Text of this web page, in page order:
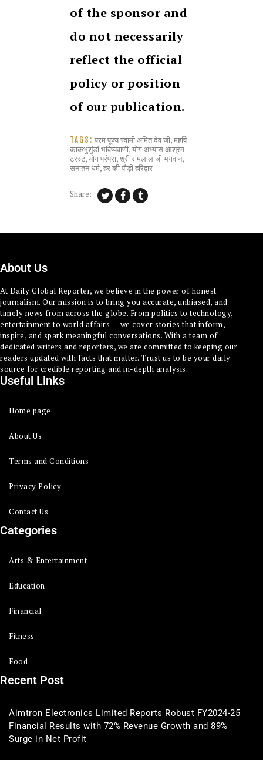
of the sponsor and
do not necessarily
reflect the official
policy or position
of our publication.
TAGS: परम पूज्य स्वामी अमित देव जी,महर्षि
काकभुशुंडी भविष्यवाणी,योग अभ्यास आश्रम
ट्रस्ट,योग परंपरा,श्री रामलाल जी भगवान,
सनातन धर्म,हर की पौड़ी हरिद्वार
Share:
About Us
At Daily Global Reporter, we believe in the power of honest
journalism. Our mission is to bring you accurate, unbiased, and
timely news from across the globe. From politics to technology,
entertainment to world affairs — we cover stories that inform,
inspire, and spark meaningful conversations. With a team of
dedicated writers and reporters, we are committed to keeping our
readers updated with facts that matter. Trust us to be your daily
source for credible reporting and in-depth analysis.
Useful Links
Home page
About Us
Terms and Conditions
Privacy Policy
Contact Us
Categories
Arts & Entertainment
Education
Financial
Fitness
Food
Recent Post
Aimtron Electronics Limited Reports Robust FY2024-25
Financial Results with 72% Revenue Growth and 89%
Surge in Net Profit